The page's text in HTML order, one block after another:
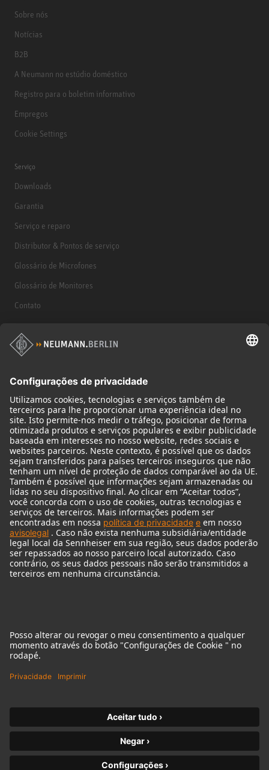
Sobre nós
Notícias
B2B
A Neumann no estúdio doméstico
Registro para o boletim informativo
Empregos
Cookie Settings
Serviço
Downloads
Garantia
Serviço e reparo
Distributor & Pontos de serviço
Glossário de Microfones
Glossário de Monitores
Contato
Produtos
Microfones
Acessórios de microfone
Monitores
Acessórios de monitores
Fones de ouvido
Microfones históricos
Audio Interface
Imprint
Privacy policy
Terms of Use
Terms & Conditions